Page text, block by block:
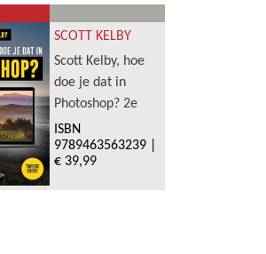
SCOTT KELBY
Scott Kelby, hoe
doe je dat in
Photoshop? 2e
ISBN
9789463563239|
€ 39,99